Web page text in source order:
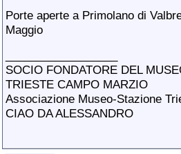
Porte aperte a Primolano di
Maggio
SOCIO FONDATORE DEL
TRIESTE CAMPO MARZIO
Associazione Museo-Stazione
CIAO DA ALESSANDRO